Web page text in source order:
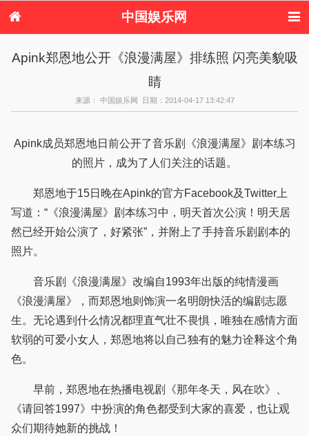
中国娱乐网
港台娱乐
日本娱乐 韩国娱乐
欧美娱乐
港台明星八卦
日本韩国明星
欧美明星八卦
Apink郑恩地公开《浪漫满屋》排练照 闪亮美貌吸
睛
来源： 中国娱乐网 日期：2014-04-17 13:42:47
Apink成员郑恩地日前公开了音乐剧《浪漫满屋》剧本练习
的照片，成为了人们关注的话题。
郑恩地于15日晚在Apink的官方Facebook及Twitter上
写道：“《浪漫满屋》剧本练习中，明天首次公演！明天居
然已经开始公演了，好紧张”，并附上了手持音乐剧剧本的
照片。
音乐剧《浪漫满屋》改编自1993年出版的纯情漫画
《浪漫满屋》，而郑恩地则饰演一名明朗快活的编剧志愿
生。无论遇到什么情况都理直气壮不畏惧，唯独在感情方面
软弱的可爱小女人，郑恩地将以自己独有的魅力诠释这个角
色。
早前，郑恩地在热播电视剧《那年冬天，风在吹》、
《请回答1997》中扮演的角色都受到大家的喜爱，也让观
众们期待她新的挑战！